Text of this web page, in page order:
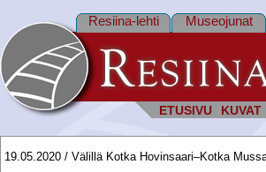
ETUSIVU KUVAT
Resiina-lehti Museojunat
19.05.2020 / Välillä Kotka Hovinsaari–Kotka